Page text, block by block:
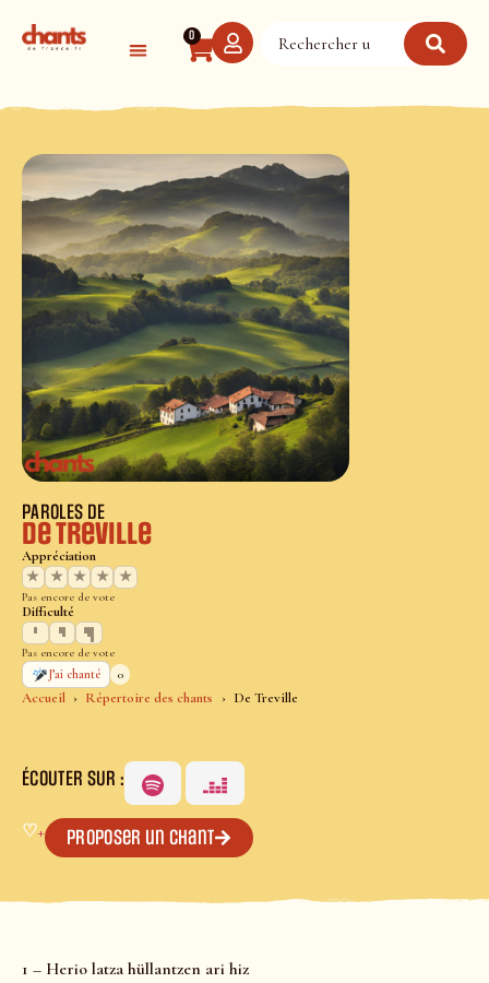
0
Accueil Répertoire des chants De Treville
PAROLES DE
De Treville
Appréciation
★
★ ★ ★ ★
Pas encore de vote
Difficulté
Pas encore de vote
J’ai chanté
0
ÉCOUTER SUR :
♡+ Proposer un chant
1 – Herio latza hüllantzen ari hiz